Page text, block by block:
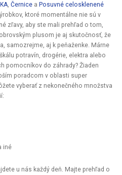
Černice a Posuvné celosklenené
ktoré momentálne nie sú v
zľavy, aby ste mali prehľad o tom,
plusom je aj skutočnosť, že
samozrejme, aj k peňaženke. Márne
potravín, drogérie, elektra alebo
pomocníkov do záhrady? Žiaden
poradcom v oblasti super
vyberať z nekonečného množstva
iné
u nás každý deň. Majte prehľad o